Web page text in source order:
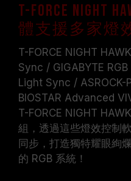
T-FORCE NIGHT
體支援多家燈
T-FORCE NIGHT
Sync / GIGABYTE
Light Sync /
BIOSTAR Advanced
T-FORCE NIGHT
組，透過這些燈效控制
同步，打造獨特耀眼絢
的 RGB 系統！